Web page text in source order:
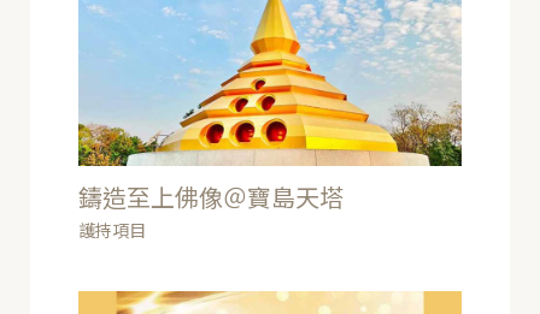
鑄造至上佛像＠寶島天塔
護持項目